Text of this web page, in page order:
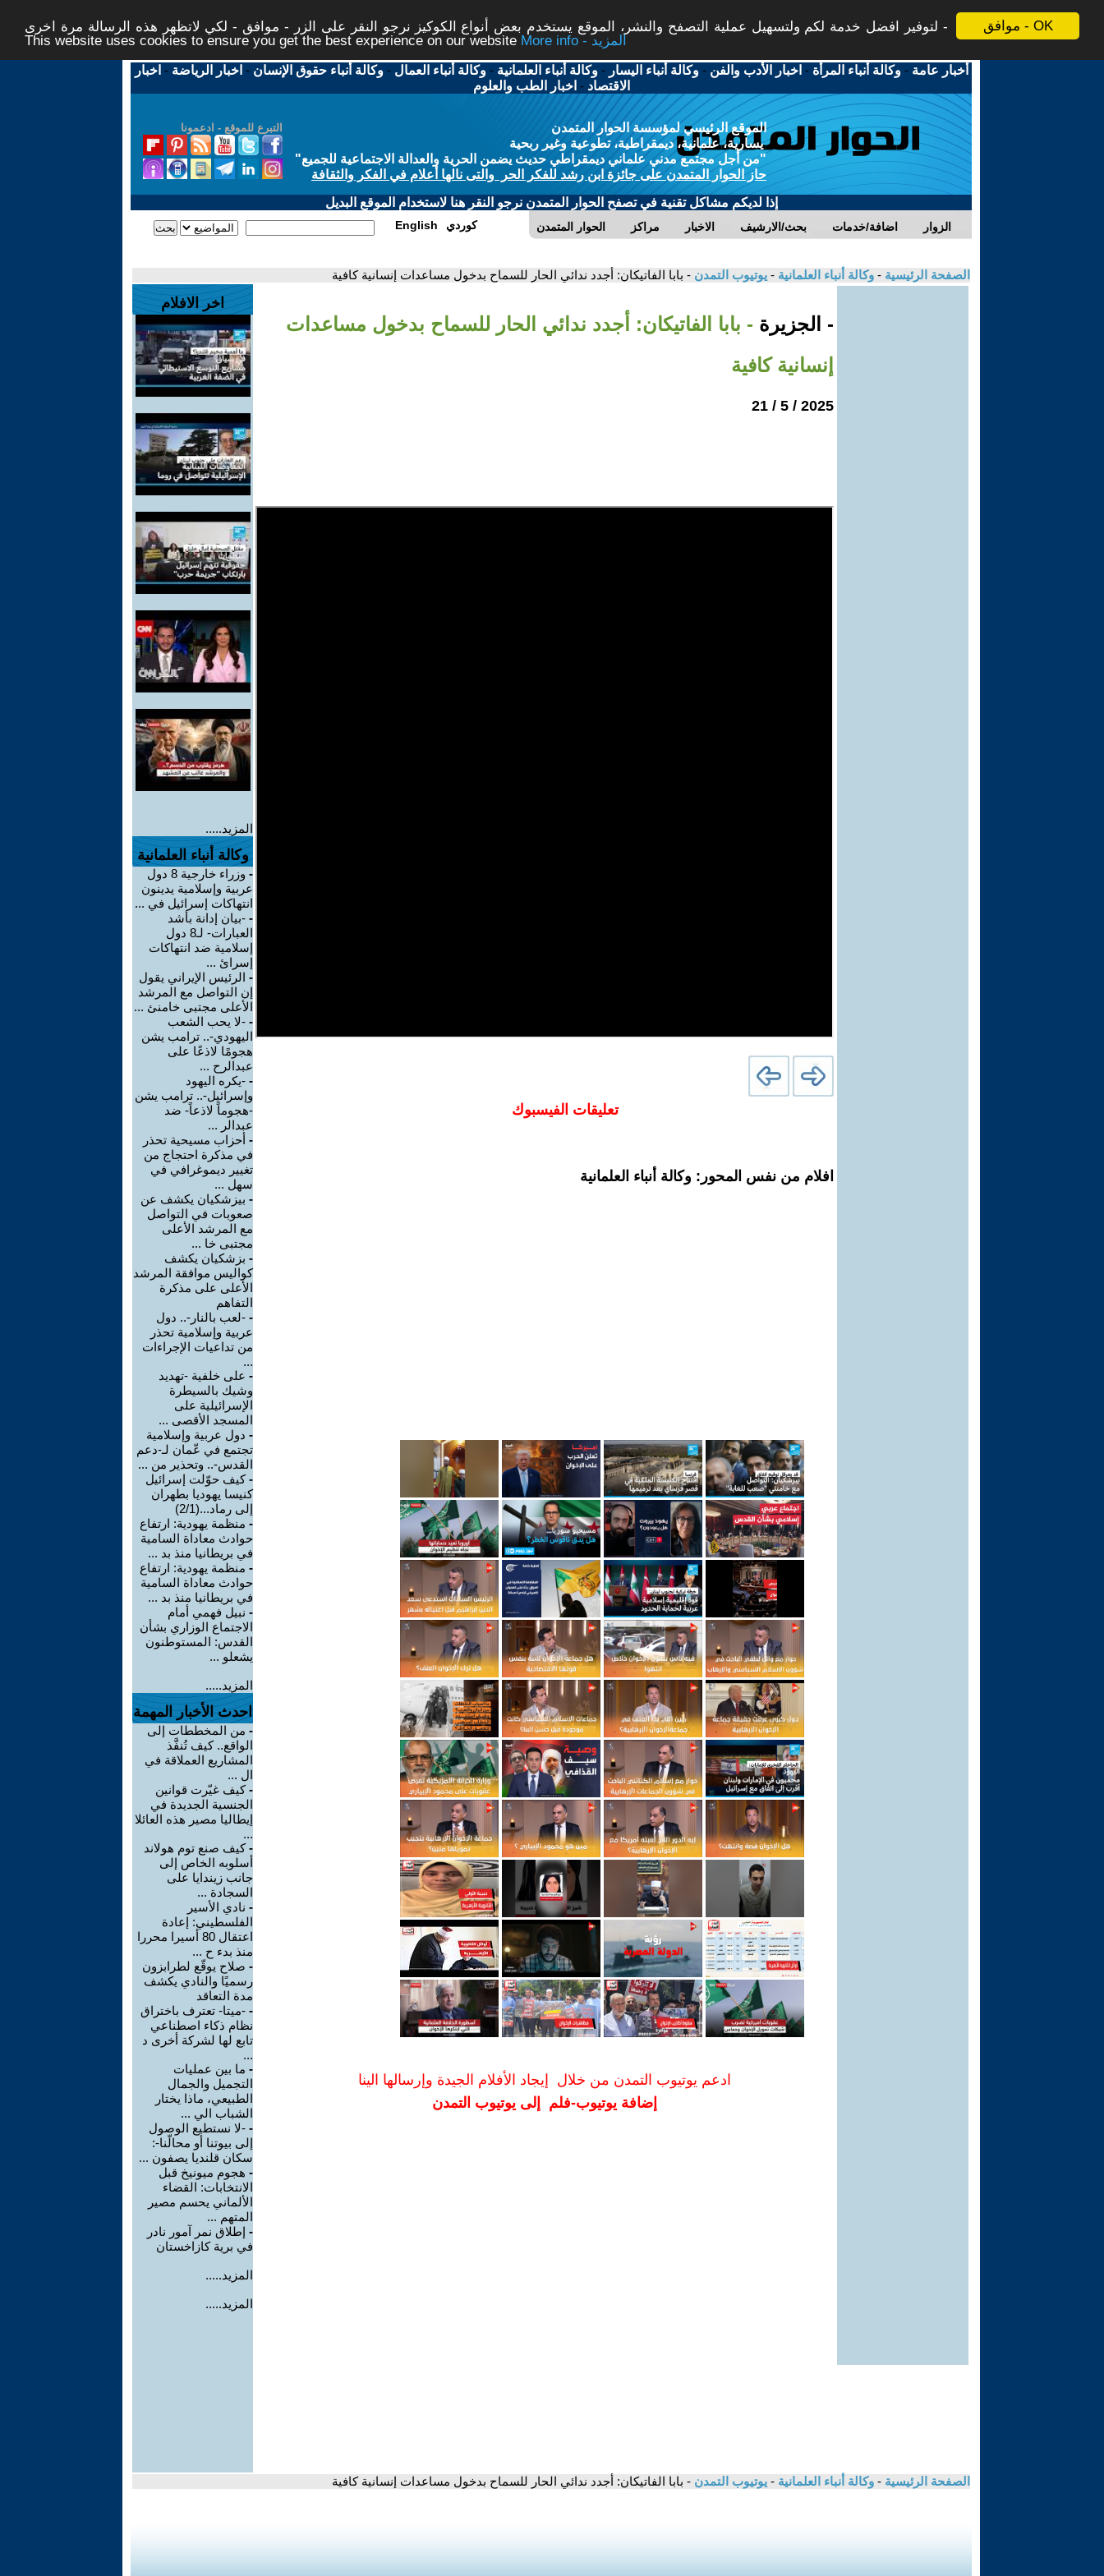
موافق - OK
لتوفير افضل خدمة لكم ولتسهيل عملية التصفح والنشر، الموقع يستخدم بعض أنواع الكوكيز نرجو النقر على الزر - موافق - لكي لاتظهر هذه الرسالة مرة اخرى -
This website uses cookies to ensure you get the best experience on our website
More info - المزيد
أخبار عامة -وكالة أنباء المرأة - اخبار الأدب والفن -وكالة أنباء اليسار -وكالة أنباء العلمانية -وكالة أنباء العمال -وكالة أنباء حقوق الإنسان - اخبار الرياضة - اخبار
الاقتصاد - اخبار الطب والعلوم
التبرع للموقع - ادعمونا
الموقع الرئيسي لمؤسسة الحوار المتمدن
يسارية، علمانية، ديمقراطية، تطوعية وغير ربحية
"من أجل مجتمع مدني علماني ديمقراطي حديث يضمن الحرية والعدالة الاجتماعية للجميع"
حاز الحوار المتمدن على جائزة ابن رشد للفكر الحر والتى نالها أعلام في الفكر والثقافة
إذا لديكم مشاكل تقنية في تصفح الحوار المتمدن نرجو النقر هنا لاستخدام الموقع البديل
الحوار المتمدن مراكز الاخبار بحث/الارشيف اضافة/خدمات الزوار English كوردي
الصفحة الرئيسية - وكالة أنباء العلمانية - يوتيوب التمدن - بابا الفاتيكان: أجدد ندائي الحار للسماح بدخول مساعدات إنسانية كافية
- الجزيرة - بابا الفاتيكان: أجدد ندائي الحار للسماح بدخول مساعدات
إنسانية كافية
2025 / 5 / 21
تعليقات الفيسبوك
افلام من نفس المحور: وكالة أنباء العلمانية
ادعم يوتيوب التمدن من خلال إيجاد الأفلام الجيدة وإرسالها الينا
إضافة يوتيوب-فلم إلى يوتيوب التمدن
اخر الافلام
المزيد.....
وكالة أنباء العلمانية
-
وزراء خارجية 8 دول
عربية وإسلامية يدينون
انتهاكات إسرائيل في ...
- -بيان إدانة بأشد
العبارات- لـ8 دول
إسلامية ضد انتهاكات
إسرائ ...
- الرئيس الإيراني يقول
إن التواصل مع المرشد
الأعلى مجتبى خامنئ ...
- -لا يحب الشعب
اليهودي-.. ترامب يشن
هجومًا لاذعًا على
عبدالرح ...
- -يكره اليهود
وإسرائيل-.. ترامب يشن
-هجوماً لاذعاً- ضد
عبدالر ...
- أحزاب مسيحية تحذر
في مذكرة احتجاج من
تغيير ديموغرافي في
سهل ...
- بيزشكيان يكشف عن
صعوبات في التواصل
مع المرشد الأعلى
مجتبى خا ...
- بزشكيان يكشف
كواليس موافقة المرشد
الأعلى على مذكرة
التفاهم
- -لعب بالنار-.. دول
عربية وإسلامية تحذر
من تداعيات الإجراءات
...
- على خلفية -تهديد
وشيك بالسيطرة
الإسرائيلية على
المسجد الأقصى ...
- دول عربية وإسلامية
تجتمع في عّمان لـ-دعم
القدس-.. وتحذير من ...
-كيف حوّلت إسرائيل
كنيسا يهوديا بطهران
إلى رماد...(2/1)
- منظمة يهودية: ارتفاع
حوادث معاداة السامية
في بريطانيا منذ بد ...
- منظمة يهودية: ارتفاع
حوادث معاداة السامية
في بريطانيا منذ بد ...
- نبيل فهمي أمام
الاجتماع الوزاري بشأن
القدس: المستوطنون
يشعلو ...
المزيد.....
احدث الأخبار المهمة
- من المخططات إلى
الواقع.. كيف تُنفَّذ
المشاريع العملاقة في
ال ...
-كيف غيّرت قوانين
الجنسية الجديدة في
إيطاليا مصير هذه العائلا
...
-كيف صنع توم هولاند
أسلوبه الخاص إلى
جانب زيندايا على
السجادة ...
- نادي الأسير
الفلسطيني: إعادة
اعتقال 80 أسيرا محررا
منذ بدء ح ...
- صلاح يوقّع لطرابزون
رسميًا والنادي يكشف
مدة التعاقد
- -ميتا- تعترف باختراق
نظام ذكاء اصطناعي
تابع لها لشركة أخرى د
...
- ما بين عمليات
التجميل والجمال
الطبيعي، ماذا يختار
الشباب الي ...
- -لا نستطيع الوصول
إلى بيوتنا أو محالّنا-:
سكان قلنديا يصفون ...
- هجوم ميونيخ قبل
الانتخابات: القضاء
الألماني يحسم مصير
المتهم ...
- إطلاق نمر آمور نادر
في برية كازاخستان
المزيد.....
المزيد.....
الصفحة الرئيسية - وكالة أنباء العلمانية - يوتيوب التمدن - بابا الفاتيكان: أجدد ندائي الحار للسماح بدخول مساعدات إنسانية كافية